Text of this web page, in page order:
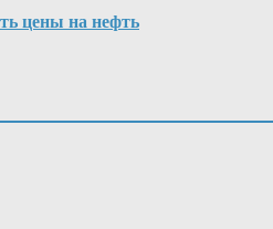
цены на нефть